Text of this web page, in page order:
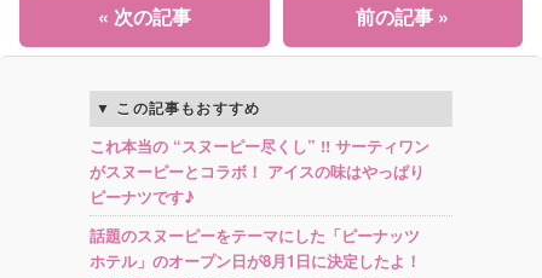
前の記事 »
« 次の記事
この記事もおすすめ
これ本当の “スヌーピー尽くし” !! サーティワン
がスヌーピーとコラボ！ アイスの味はやっぱり
ピーナツです♪
話題のスヌーピーをテーマにした「ピーナッツ
ホテル」のオープン日が8月1日に決定したよ！